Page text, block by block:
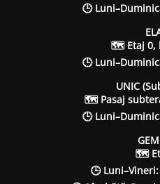
🕒
🗺 Etaj 0,
🕒
UNIC
🗺 Pasaj
🕒
🗺
🕒